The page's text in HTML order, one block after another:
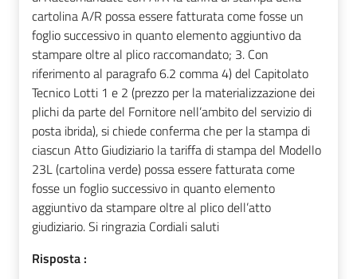
cartolina A/R possa essere fatturata come fosse un
foglio successivo in quanto elemento aggiuntivo da
stampare oltre al plico raccomandato; 3. Con
riferimento al paragrafo 6.2 comma 4) del Capitolato
Tecnico Lotti 1 e 2 (prezzo per la materializzazione dei
plichi da parte del Fornitore nell’ambito del servizio di
posta ibrida), si chiede conferma che per la stampa di
ciascun Atto Giudiziario la tariffa di stampa del Modello
23L (cartolina verde) possa essere fatturata come
fosse un foglio successivo in quanto elemento
aggiuntivo da stampare oltre al plico dell’atto
giudiziario. Si ringrazia Cordiali saluti
Risposta :